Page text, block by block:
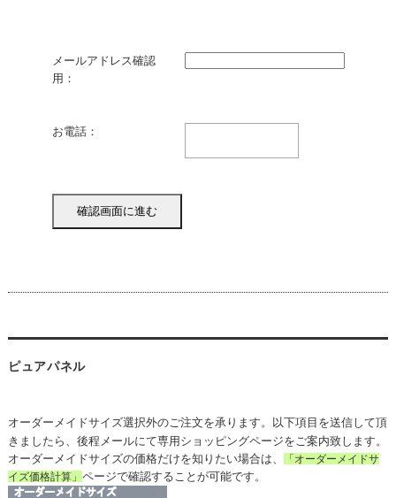
メールアドレス確認
用：
お電話：
ピュアパネル
オーダーメイドサイズ選択外のご注文を承ります。以下項目を送信して頂
きましたら、後程メールにて専用ショッピングページをご案内致します。
オーダーメイドサイズの価格だけを知りたい場合は、
「オーダーメイドサ
イズ価格計算」 ページで確認することが可能です。